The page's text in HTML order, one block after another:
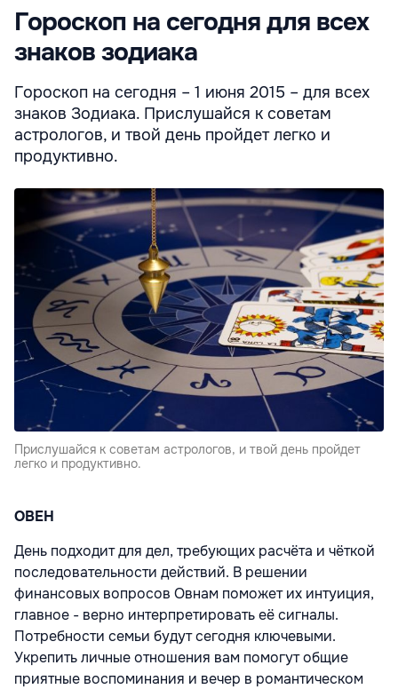
Гороскоп на сегодня для всех
знаков зодиака
Гороскоп на сегодня – 1 июня 2015 – для всех
знаков Зодиака. Прислушайся к советам
астрологов, и твой день пройдет легко и
продуктивно.
Прислушайся к советам астрологов, и твой день пройдет
легко и продуктивно.
ОВЕН
День подходит для дел, требующих расчёта и чёткой
последовательности действий. В решении
финансовых вопросов Овнам поможет их интуиция,
главное - верно интерпретировать её сигналы.
Потребности семьи будут сегодня ключевыми.
Укрепить личные отношения вам помогут общие
приятные воспоминания и вечер в романтическом